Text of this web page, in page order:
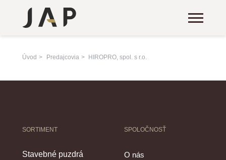
Úvod Predajcovia HIROPRO, spol. s r.o.
SORTIMENT
Stavebné puzdrá
SPOLOČNOSŤ
O nás